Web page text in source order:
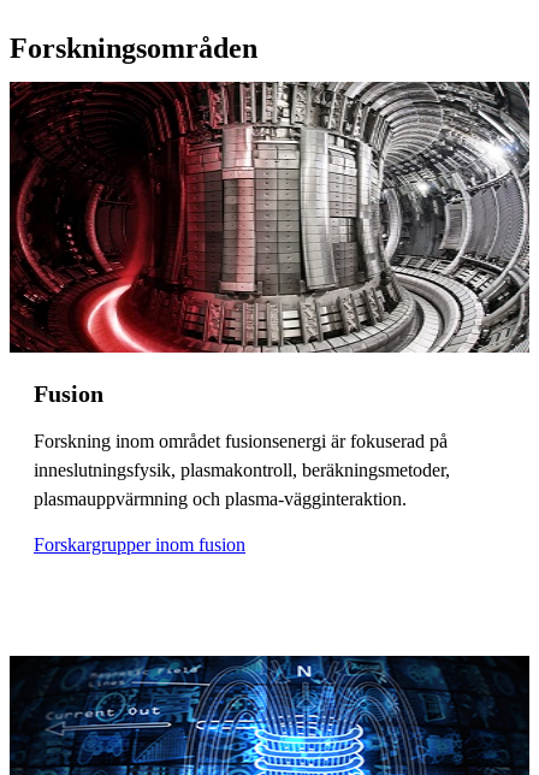
Forskningsområden
Fusion
Forskning inom området fusionsenergi är fokuserad på
inneslutningsfysik, plasmakontroll, beräkningsmetoder,
plasmauppvärmning och plasma-vägginteraktion.
Forskargrupper inom fusion